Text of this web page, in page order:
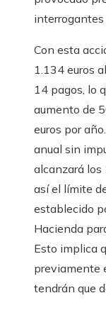
Con esta
1.134 euros
14 pagos, lo
aumento de
euros por
anual sin
alcanzará los
así el límite
establecido
Hacienda
Esto implica
previamente
tendrán que